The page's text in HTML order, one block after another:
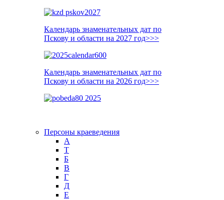
Календарь знаменательных дат по
Пскову и области на 2027 год>>>
Календарь знаменательных дат по
Пскову и области на 2026 год>>>
Персоны краеведения
А
T
Б
В
Г
Д
Е